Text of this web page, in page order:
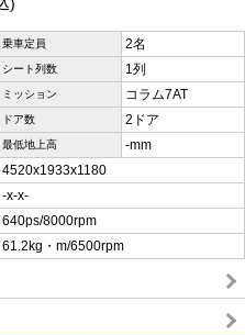
)
乗車定員 2名
シート列数 1列
ミッション コラム7AT
ドア数 2ドア
最低地上高 -mm
4520x1933x1180
-x-x-
640ps/8000rpm
61.2kg・m/6500rpm